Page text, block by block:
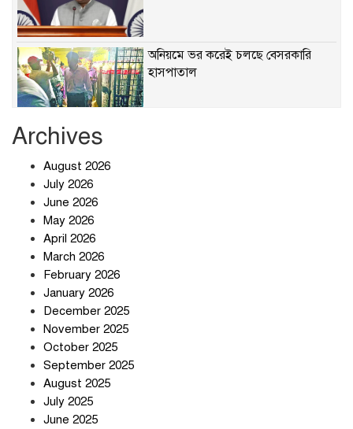
অনিয়মে ভর করেই চলছে বেসরকারি
হাসপাতাল
Archives
August 2026
July 2026
June 2026
May 2026
April 2026
March 2026
February 2026
January 2026
December 2025
November 2025
October 2025
September 2025
August 2025
July 2025
June 2025